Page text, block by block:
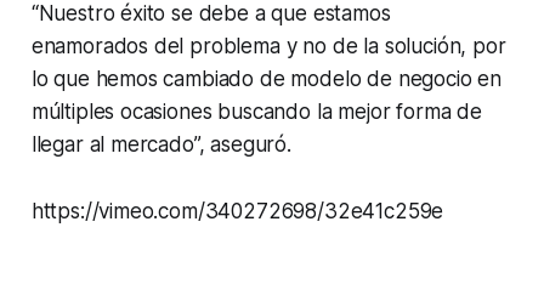
“Nuestro éxito se debe a que estamos
enamorados del problema y no de la solución, por
lo que hemos cambiado de modelo de negocio en
múltiples ocasiones buscando la mejor forma de
llegar al mercado”, aseguró.
https://vimeo.com/340272698/32e41c259e